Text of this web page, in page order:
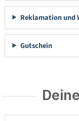
Reklamation und
Gutschein